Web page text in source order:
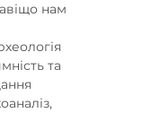
нам
та